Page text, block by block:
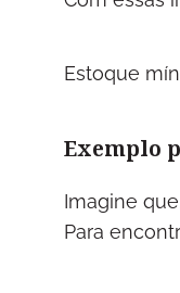
Estoque
Exemplo
Imagine
Para